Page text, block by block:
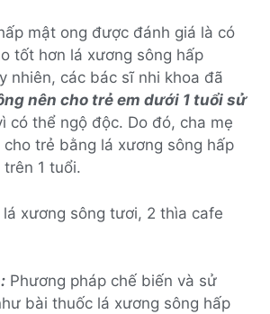
mật ong được đánh giá là có
tốt hơn lá xương sông hấp
nhiên, các bác sĩ nhi khoa đã
nên cho trẻ em dưới 1 tuổi sử
có thể ngộ độc. Do đó, cha mẹ
trẻ bằng lá xương sông hấp
1 tuổi.
lá xương sông tươi, 2 thìa cafe
Phương pháp chế biến và sử
bài thuốc lá xương sông hấp